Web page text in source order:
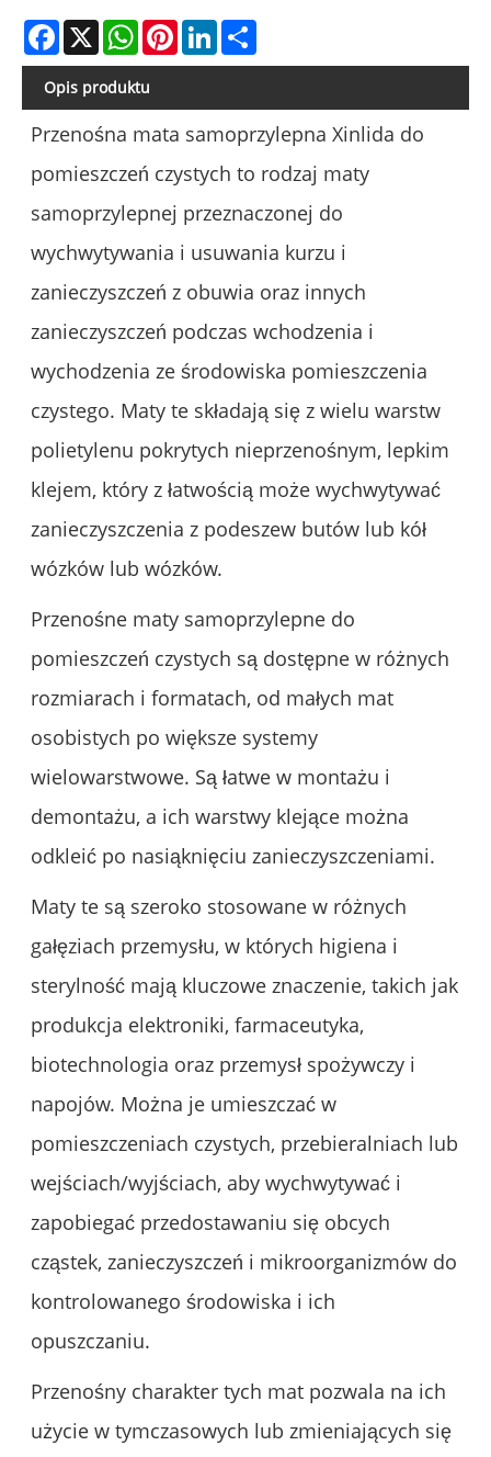
Facebook
X WhatsApp
PinterestLinkedIn
Opis produktu
Przenośna mata samoprzylepna Xinlida do
pomieszczeń czystych to rodzaj maty
samoprzylepnej przeznaczonej do
wychwytywania i usuwania kurzu i
zanieczyszczeń z obuwia oraz innych
zanieczyszczeń podczas wchodzenia i
wychodzenia ze środowiska pomieszczenia
czystego. Maty te składają się z wielu warstw
polietylenu pokrytych nieprzenośnym, lepkim
klejem, który z łatwością może wychwytywać
zanieczyszczenia z podeszew butów lub kół
wózków lub wózków.
Przenośne maty samoprzylepne do
pomieszczeń czystych są dostępne w różnych
rozmiarach i formatach, od małych mat
osobistych po większe systemy
wielowarstwowe. Są łatwe w montażu i
demontażu, a ich warstwy klejące można
odkleić po nasiąknięciu zanieczyszczeniami.
Maty te są szeroko stosowane w różnych
gałęziach przemysłu, w których higiena i
sterylność mają kluczowe znaczenie, takich jak
produkcja elektroniki, farmaceutyka,
biotechnologia oraz przemysł spożywczy i
napojów. Można je umieszczać w
pomieszczeniach czystych, przebieralniach lub
wejściach/wyjściach, aby wychwytywać i
zapobiegać przedostawaniu się obcych
cząstek, zanieczyszczeń i mikroorganizmów do
kontrolowanego środowiska i ich
opuszczaniu.
Przenośny charakter tych mat pozwala na ich
użycie w tymczasowych lub zmieniających się